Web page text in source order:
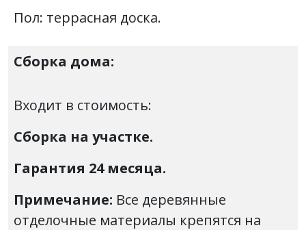
Пол: террасная доска.
Сборка дома:
Входит в стоимость:
Сборка на участке.
Гарантия 24 месяца.
Примечание: Все деревянные
отделочные материалы крепятся на